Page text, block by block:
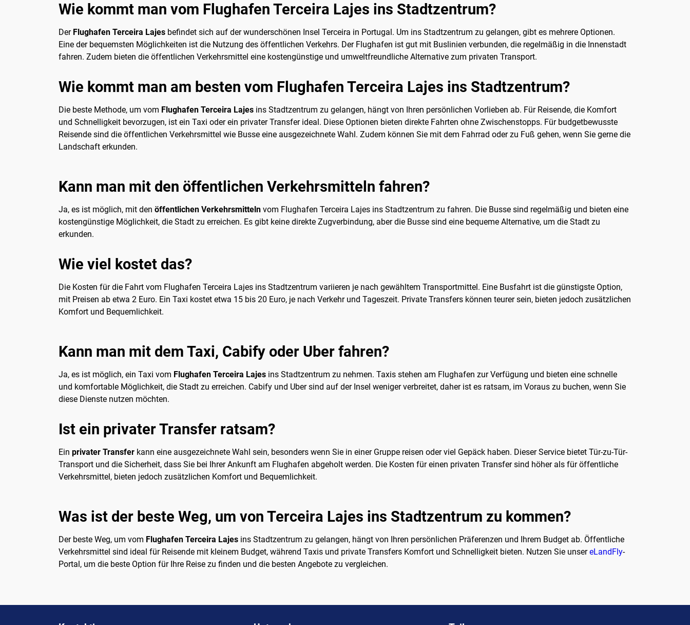
Wie kommt man vom Flughafen Terceira Lajes ins Stadtzentrum?
Der Flughafen Terceira Lajes befindet sich auf der wunderschönen Insel Terceira in Portugal. Um ins Stadtzentrum zu gelangen, gibt es mehrere Optionen.
Eine der bequemsten Möglichkeiten ist die Nutzung des öffentlichen Verkehrs. Der Flughafen ist gut mit Buslinien verbunden, die regelmäßig in die Innenstadt
fahren. Zudem bieten die öffentlichen Verkehrsmittel eine kostengünstige und umweltfreundliche Alternative zum privaten Transport.
Wie kommt man am besten vom Flughafen Terceira Lajes ins Stadtzentrum?
Die beste Methode, um vom Flughafen Terceira Lajes ins Stadtzentrum zu gelangen, hängt von Ihren persönlichen Vorlieben ab. Für Reisende, die Komfort
und Schnelligkeit bevorzugen, ist ein Taxi oder ein privater Transfer ideal. Diese Optionen bieten direkte Fahrten ohne Zwischenstopps. Für budgetbewusste
Reisende sind die öffentlichen Verkehrsmittel wie Busse eine ausgezeichnete Wahl. Zudem können Sie mit dem Fahrrad oder zu Fuß gehen, wenn Sie gerne die
Landschaft erkunden.
Kann man mit den öffentlichen Verkehrsmitteln fahren?
Ja, es ist möglich, mit den öffentlichen Verkehrsmitteln vom Flughafen Terceira Lajes ins Stadtzentrum zu fahren. Die Busse sind regelmäßig und bieten eine
kostengünstige Möglichkeit, die Stadt zu erreichen. Es gibt keine direkte Zugverbindung, aber die Busse sind eine bequeme Alternative, um die Stadt zu
erkunden.
Wie viel kostet das?
Die Kosten für die Fahrt vom Flughafen Terceira Lajes ins Stadtzentrum variieren je nach gewähltem Transportmittel. Eine Busfahrt ist die günstigste Option,
mit Preisen ab etwa 2 Euro. Ein Taxi kostet etwa 15 bis 20 Euro, je nach Verkehr und Tageszeit. Private Transfers können teurer sein, bieten jedoch zusätzlichen
Komfort und Bequemlichkeit.
Kann man mit dem Taxi, Cabify oder Uber fahren?
Ja, es ist möglich, ein Taxi vom Flughafen Terceira Lajes ins Stadtzentrum zu nehmen. Taxis stehen am Flughafen zur Verfügung und bieten eine schnelle
und komfortable Möglichkeit, die Stadt zu erreichen. Cabify und Uber sind auf der Insel weniger verbreitet, daher ist es ratsam, im Voraus zu buchen, wenn Sie
diese Dienste nutzen möchten.
Ist ein privater Transfer ratsam?
Ein privater Transfer kann eine ausgezeichnete Wahl sein, besonders wenn Sie in einer Gruppe reisen oder viel Gepäck haben. Dieser Service bietet Tür-zu-Tür-
Transport und die Sicherheit, dass Sie bei Ihrer Ankunft am Flughafen abgeholt werden. Die Kosten für einen privaten Transfer sind höher als für öffentliche
Verkehrsmittel, bieten jedoch zusätzlichen Komfort und Bequemlichkeit.
Was ist der beste Weg, um von Terceira Lajes ins Stadtzentrum zu kommen?
Der beste Weg, um vom Flughafen Terceira Lajes ins Stadtzentrum zu gelangen, hängt von Ihren persönlichen Präferenzen und Ihrem Budget ab. Öffentliche
Verkehrsmittel sind ideal für Reisende mit kleinem Budget, während Taxis und private Transfers Komfort und Schnelligkeit bieten. Nutzen Sie unsereLandFly-
Portal, um die beste Option für Ihre Reise zu finden und die besten Angebote zu vergleichen.